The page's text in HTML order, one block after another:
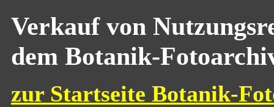
Verkauf von
dem Botanik-
zur Startseite Botanik-